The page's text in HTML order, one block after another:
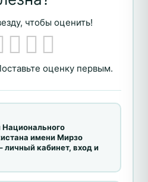
чтобы оценить!
оценку первым.
имени Мирзо
личный кабинет, вход и